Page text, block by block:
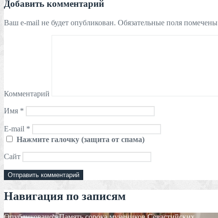
Добавить комментарий
Ваш e-mail не будет опубликован. Обязательные поля
Комментарий
Имя *
E-mail *
Нажмите галочку (защита от спама)
Сайт
Навигация по записям